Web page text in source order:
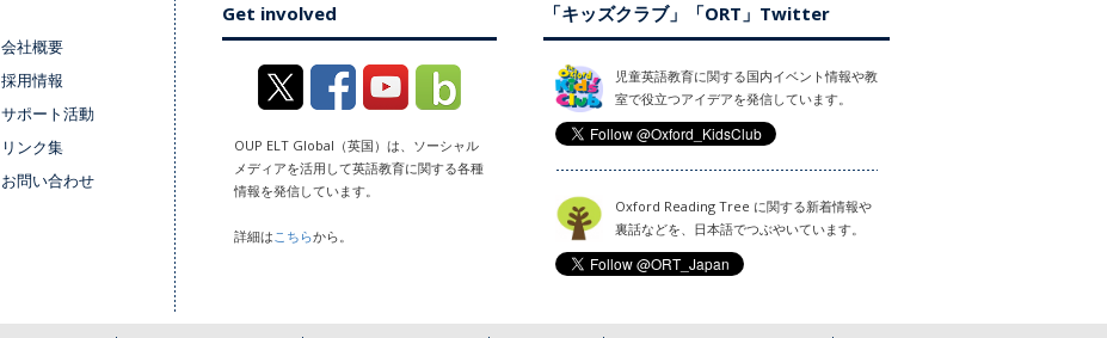
会社概要
採用情報
サポート活動
リンク集
お問い合わせ
Get involved
OUP ELT Global（英国）は、ソーシャル
メディアを活用して英語教育に関する各種
情報を発信しています。
詳細はこちらから。
「キッズクラブ」「ORT」Twitter
児童英語教育に関する国内イベント情報や教
室で役立つアイデアを発信しています。
Oxford Reading Tree に関する新着情報や
裏話などを、日本語でつぶやいています。